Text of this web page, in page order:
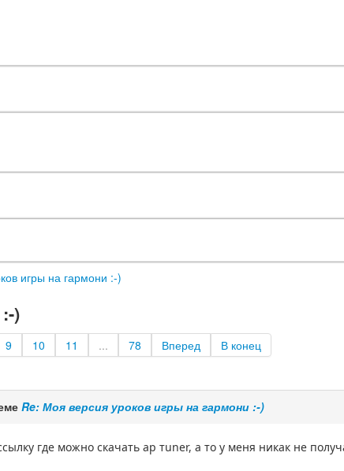
игры на гармони :-)
)
9 10 11 ... 78 Вперед В конец
Re: Моя версия уроков игры на гармони :-)
где можно скачать ар тuner, а то у меня никак не